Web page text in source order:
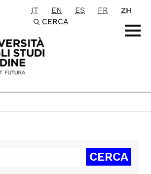
principale
IT EN ES FR
ZH
CERCA